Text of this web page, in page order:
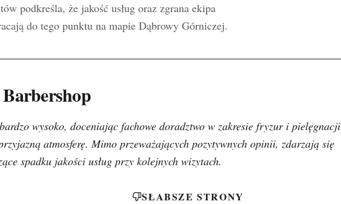
podkreśla, że jakość usług oraz zgrana ekipa
do tego punktu na mapie Dąbrowy Górniczej.
wysoko, doceniając fachowe doradztwo w zakresie fryzur i pielęgnacji
atmosferę. Mimo przeważających pozytywnych opinii, zdarzają się
spadku jakości usług przy kolejnych wizytach.
SŁABSZE STRONY